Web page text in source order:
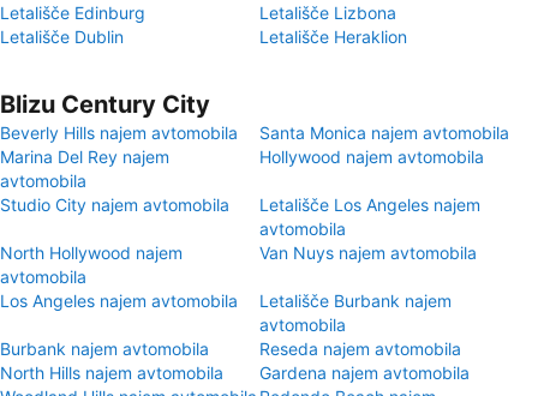
Letališče Edinburg
Letališče Lizbona
Letališče Dublin
Letališče Heraklion
Blizu Century City
Beverly Hills najem avtomobila
Santa Monica najem avtomobila
Marina Del Rey najem
avtomobila
Hollywood najem avtomobila
Studio City najem avtomobila
Letališče Los Angeles najem
avtomobila
North Hollywood najem
avtomobila
Van Nuys najem avtomobila
Los Angeles najem avtomobila
Letališče Burbank najem
avtomobila
Burbank najem avtomobila
Reseda najem avtomobila
North Hills najem avtomobila
Gardena najem avtomobila